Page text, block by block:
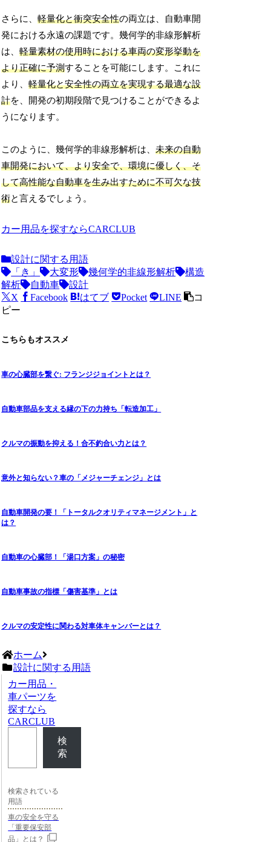
さらに、軽量化と衝突安全性の両立は、自動車開
発における永遠の課題です。幾何学的非線形解析
は、軽量素材の使用時における車両の変形挙動を
より正確に予測することを可能にします。これに
より、軽量化と安全性の両立を実現する最適な設
計を、開発の初期段階で見つけることができるよ
うになります。
このように、幾何学的非線形解析は、未来の自動
車開発において、より安全で、環境に優しく、そ
して高性能な自動車を生み出すために不可欠な技
術と言えるでしょう。
カー用品を探すならCARCLUB
設計に関する用語
「き」
大変形 幾何学的非線形解析
構造
解析
自動車
設計
X
Facebook はてブ Pocket LINE
コ
ピー
こちらもオススメ
車の心臓部を繋ぐ: フランジジョイントとは？
自動車部品を支える縁の下の力持ち「転造加工」
クルマの振動を抑える！合不釣合い力とは？
意外と知らない？車の「メジャーチェンジ」とは
自動車開発の要！「トータルクオリティマネージメント」と
は？
自動車の心臓部！「湯口方案」の秘密
自動車事故の指標「傷害基準」とは
クルマの安定性に関わる対車体キャンバーとは？
ホーム
設計に関する用語
カー用品・
車パーツを
探すなら
CARCLUB
検
索
検索されている
用語
車の安全を守る
「重要保安部
品」とは？